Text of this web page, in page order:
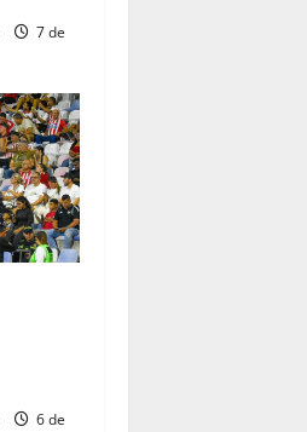
7 de
6 de